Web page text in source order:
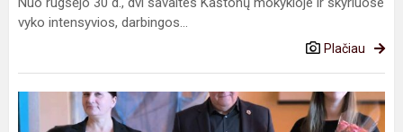
vyko intensyvios, darbingos...
Plačiau
Nauji
darbuotojai